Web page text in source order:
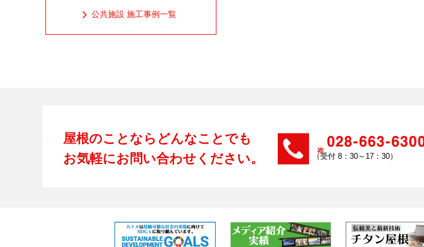
公共施設 施工事例一覧
屋根のことならどんなことでも
お気軽にお問い合わせください。
（受付 8：30～17：30）